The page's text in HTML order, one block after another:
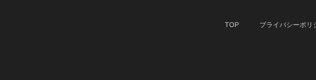
TOP プライバシーポリ